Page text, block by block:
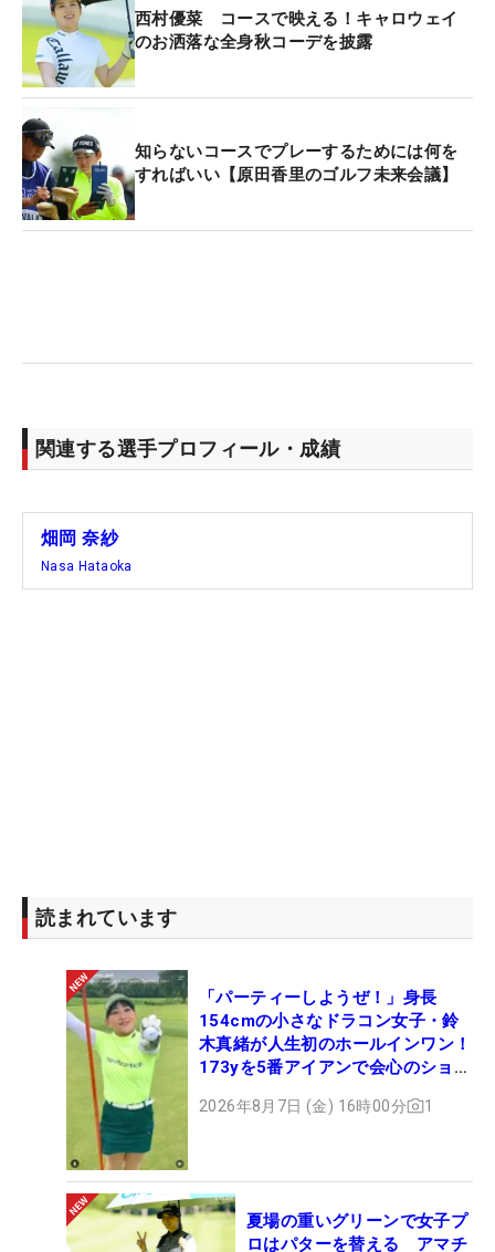
7月の「全米女子オープン」では単独首位スタート
から最終日に崩れて4位、「アムンディ・エビアン
選手権」でも同じく最後に1つ落とし3位タイ。
「AIG女子オープン」（全英）でも2オーバーと、こ
こ数試合はファイナルラウンドで涙をのんでいた。
「ここ最近、最終日にうまくいっていなかったの
で、収穫かなと思います」と表情も明るい。
西村優菜 コースで映える！キャロウェイ
のお洒落な全身秋コーデを披露
知らないコースでプレーするためには何を
すればいい【原田香里のゴルフ未来会議】
関連する選手プロフィール・成績
畑岡 奈紗
Nasa Hataoka
読まれています
「パーティーしようぜ！」身長
154cmの小さなドラコン女子・鈴
木真緒が人生初のホールインワン！
173yを5番アイアンで会心のショッ
2026年8月7日 (金) 16時00分 1
夏場の重いグリーンで女子プ
ロはパターを替える アマチ